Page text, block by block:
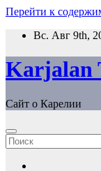
Перейти к
Вс. Авг 9th,
Karjalan
Сайт о Карелии